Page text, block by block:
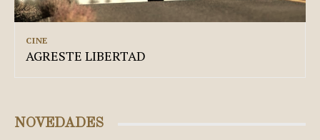
CINE
AGRESTE LIBERTAD
NOVEDADES